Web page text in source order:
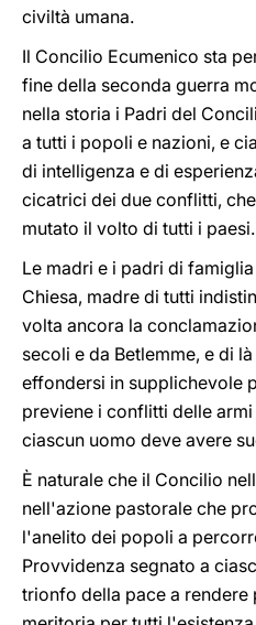
civiltà umana.
Il Concilio Ecumenico sta
fine della seconda guerra
nella storia i Padri del
a tutti i popoli e nazioni, e
di intelligenza e di
cicatrici dei due conflitti,
mutato il volto di tutti i paesi.
Le madri e i padri di
Chiesa, madre di tutti
volta ancora la
secoli e da Betlemme, e di
effondersi in supplichevole
previene i conflitti delle
ciascun uomo deve avere
È naturale che il Concilio
nell'azione pastorale che
l'anelito dei popoli a
Provvidenza segnato a
trionfo della pace a rendere